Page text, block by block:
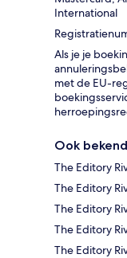
International
Als je je
met de EU-
Ook
The Editory
The Editory
The Editory
The Editory
The Editory